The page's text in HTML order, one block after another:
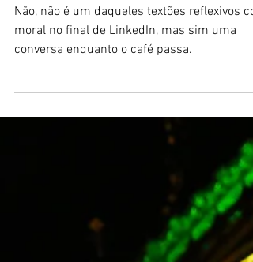
2 min de leitura
Você acredita em sonhos?
Não, não é um daqueles textões reflexivos
moral no final de LinkedIn, mas sim uma
conversa enquanto o café passa.